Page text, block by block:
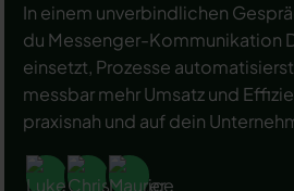
In einem unverbindlichen
du Messenger-Kommunikation
einsetzt, Prozesse
messbar mehr Umsatz und
praxisnah und auf dein